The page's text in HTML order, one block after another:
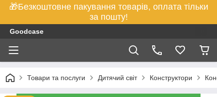
🎁Безкоштовне пакування товарів, оплата тільки
за пошту!
Goodcase
Товари та послуги Дитячий світ Конструктори